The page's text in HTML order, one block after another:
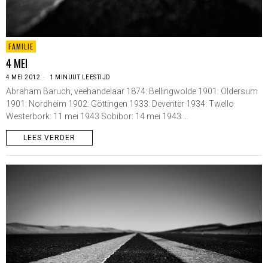
FAMILIE
4 MEI
4 MEI 2012 1 MINUUT LEESTIJD
Abraham Baruch, veehandelaar 1874: Bellingwolde 1901: Oldersum
1901: Nordheim 1902: Göttingen 1933: Deventer 1934: Twello
Westerbork: 11 mei 1943 Sobibor: 14 mei 1943 …
LEES VERDER